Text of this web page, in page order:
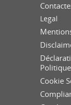
Legal
Cookie